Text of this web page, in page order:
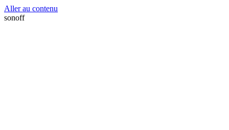
Aller au contenu
sonoff